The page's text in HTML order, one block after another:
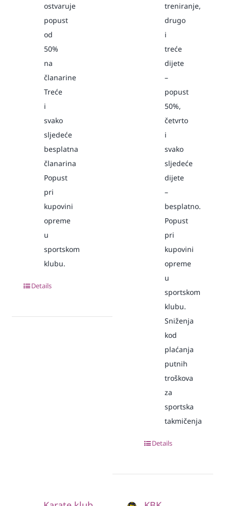
ostvaruje
popust
od
50%
na
članarine
Treće
i
svako
sljedeće
besplatna
članarina
Popust
pri
kupovini
opreme
u
sportskom
klubu.
Details
treniranje,
drugo
i
treće
dijete
–
popust
50%,
četvrto
i
svako
sljedeće
dijete
–
besplatno.
Popust
pri
kupovini
opreme
u
sportskom
klubu.
Sniženja
kod
plaćanja
putnih
troškova
za
sportska
takmičenja
Details